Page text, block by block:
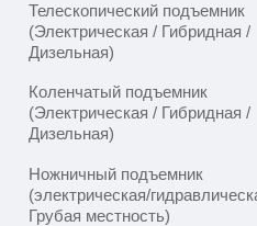
Телескопический подъемник
(Электрическая / Гибридная /
Дизельная)
Коленчатый подъемник
(Электрическая / Гибридная /
Дизельная)
Ножничный подъемник
(электрическая/
Грубая местность)